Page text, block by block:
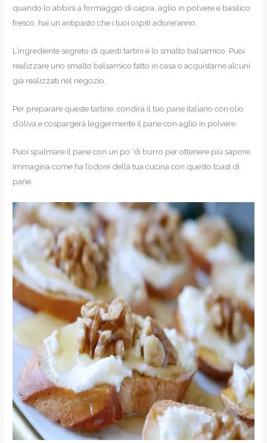
quando lo abbini a formaggio di capra, aglio in polvere e basilico
fresco, hai un antipasto che i tuoi ospiti adoreranno.
L’ingrediente segreto di questi tartini è lo smalto balsamico. Puoi
realizzare uno smalto balsamico fatto in casa o acquistarne alcuni
già realizzati nel negozio.
Per preparare queste tartine, condirà il tuo pane italiano con olio
d’oliva e cospargerà leggermente il pane con aglio in polvere.
Puoi spalmare il pane con un po ‘di burro per ottenere più sapore.
Immagina come ha l’odore della tua cucina con questo toast di
pane.